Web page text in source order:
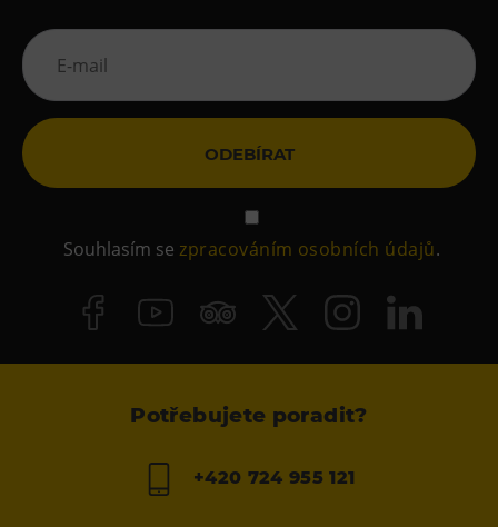
ODEBÍRAT
Souhlasím sezpracováním osobních údajů.
Potřebujete poradit?
+420 724 955 121